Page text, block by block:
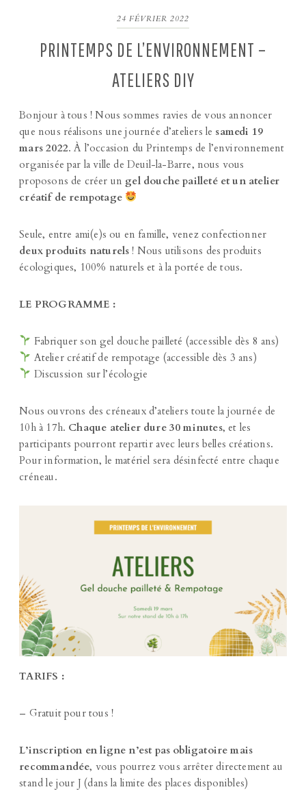
24 FÉVRIER 2022
PRINTEMPS DE L’ENVIRONNEMENT –
ATELIERS DIY
Bonjour à tous ! Nous sommes ravies de vous annoncer
que nous réalisons une journée d’ateliers le samedi 19
mars 2022. À l’occasion du Printemps de l’environnement
organisée par la ville de Deuil-la-Barre, nous vous
proposons de créer un gel douche pailleté et un atelier
créatif de rempotage
Seule, entre ami(e)s ou en famille, venez confectionner
deux produits naturels ! Nous utilisons des produits
écologiques, 100% naturels et à la portée de tous.
LE PROGRAMME :
Fabriquer son gel douche pailleté (accessible dès 8 ans)
Atelier créatif de rempotage (accessible dès 3 ans)
Discussion sur l’écologie
Nous ouvrons des créneaux d’ateliers toute la journée de
10h à 17h. Chaque atelier dure 30 minutes, et les
participants pourront repartir avec leurs belles créations.
Pour information, le matériel sera désinfecté entre chaque
créneau.
TARIFS :
– Gratuit pour tous !
L’inscription en ligne n’est pas obligatoire mais
recommandée, vous pourrez vous arrêter directement au
stand le jour J (dans la limite des places disponibles)